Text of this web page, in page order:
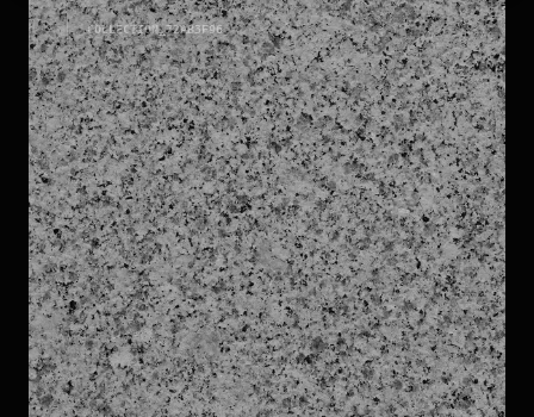
PIETRE
COLLECTION_72AB3F96